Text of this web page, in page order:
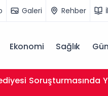
Galeri Rehber
Ekonomi Sağlık
Soruşturmasında